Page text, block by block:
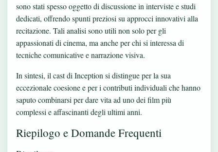
sono stati spesso oggetto di discussione in interviste e studi
dedicati, offrendo spunti preziosi su approcci innovativi alla
recitazione. Tali analisi sono utili non solo per gli
appassionati di cinema, ma anche per chi si interessa di
tecniche comunicative e narrazione visiva.
In sintesi, il cast di Inception si distingue per la sua
eccezionale coesione e per i contributi individuali che hanno
saputo combinarsi per dare vita ad uno dei film più
complessi e affascinanti degli ultimi anni.
Riepilogo e Domande Frequenti